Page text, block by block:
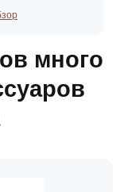
много